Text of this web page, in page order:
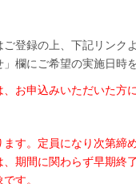
登録の上、下記リンク
欄にご希望の実施日時
お申込みいただいた方
す。定員になり次第締
期間に関わらず早期終
す。